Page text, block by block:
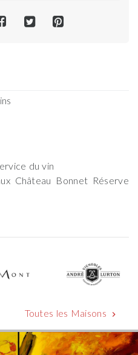
du vin
Château Bonnet Réserve
Toutes les Maisons chevron_right